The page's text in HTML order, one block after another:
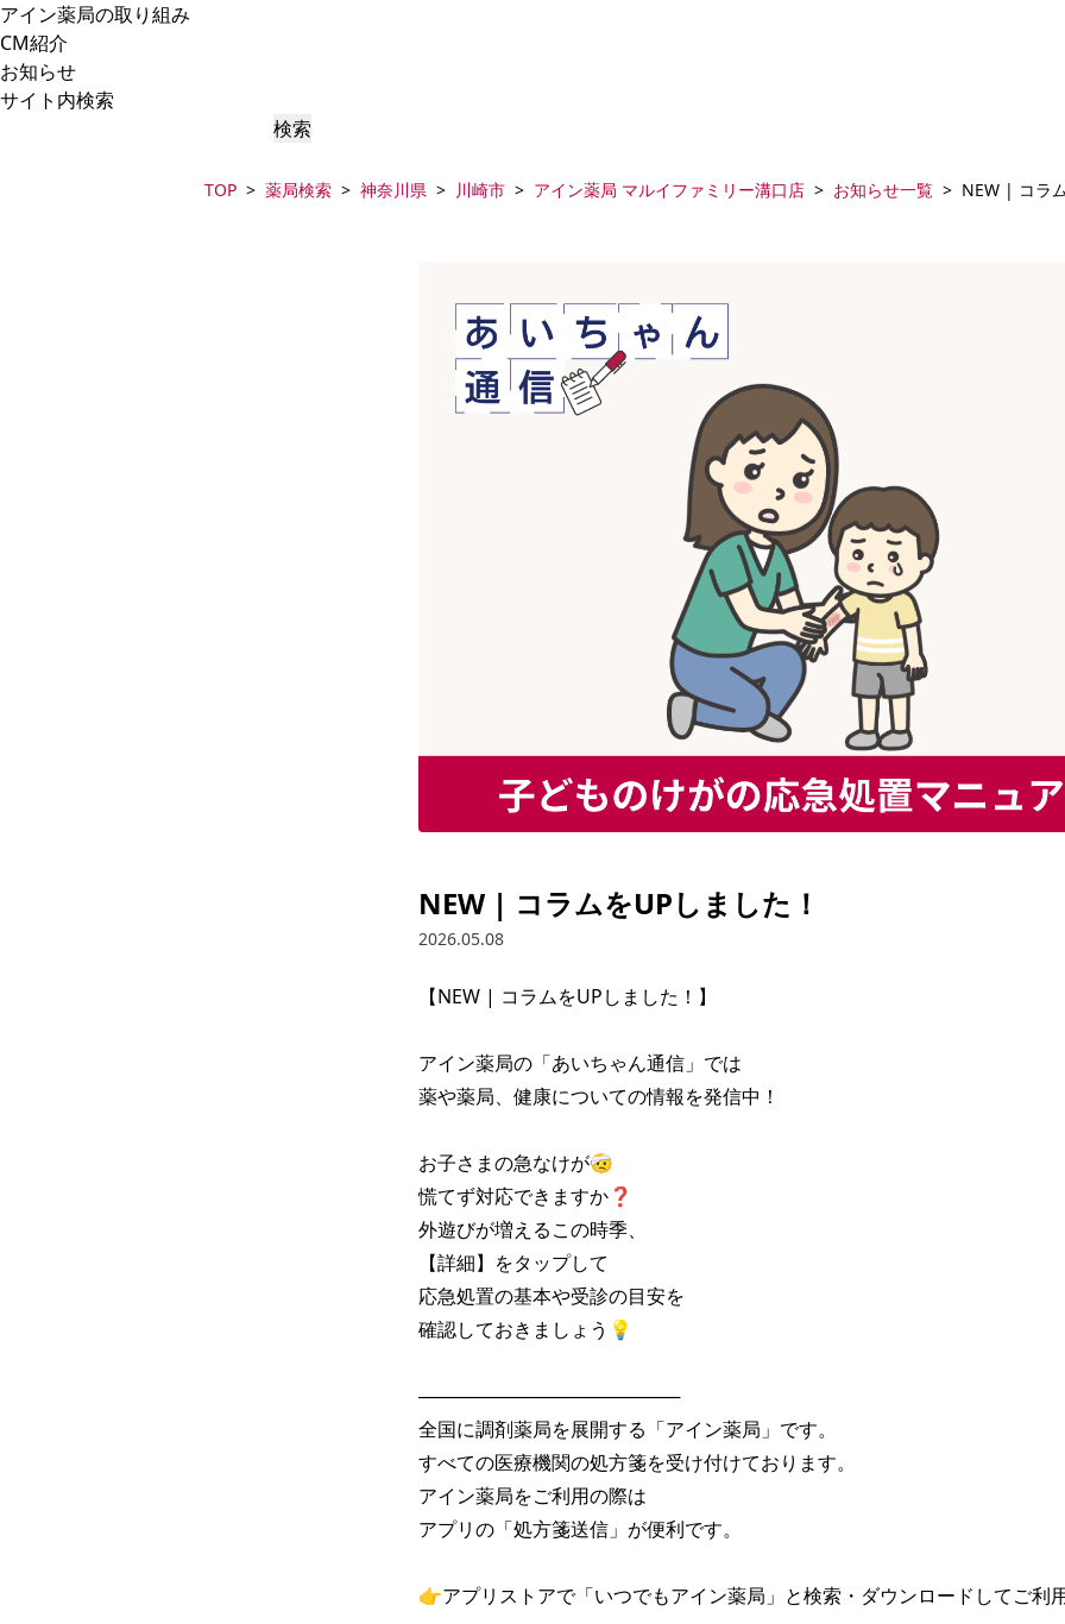
アイン薬局の取り組み
CM紹介
お知らせ
サイト内検索
検索
TOP 薬局検索 神奈川県 川崎市 アイン薬局 マルイファミリー溝口店 お知らせ一覧 NEW | コラ
NEW | コラムをUPしました！
2026.05.08
【NEW | コラムをUPしました！】
アイン薬局の「あいちゃん通信」では
薬や薬局、健康についての情報を発信中！
お子さまの急なけが🤕
慌てず対応できますか❓
外遊びが増えるこの時季、
【詳細】をタップして
応急処置の基本や受診の目安を
確認しておきましょう💡
────────────────────
全国に調剤薬局を展開する「アイン薬局」です。
すべての医療機関の処方箋を受け付けております。
アイン薬局をご利用の際は
アプリの「処方箋送信」が便利です。
👉アプリストアで「いつでもアイン薬局」と検索・ダウンロードしてご利用